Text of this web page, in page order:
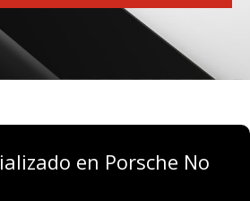
en Porsche No